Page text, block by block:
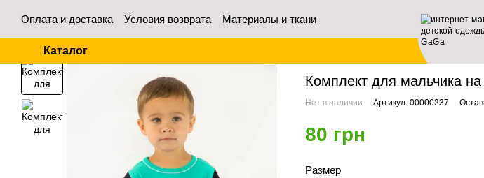
Оплата и доставка Условия возврата
Материалы и ткани
Каталог
Комплект для мальчика
Комплект для мальчика
Нет в наличии Артикул: 00000237
80 грн
Размер